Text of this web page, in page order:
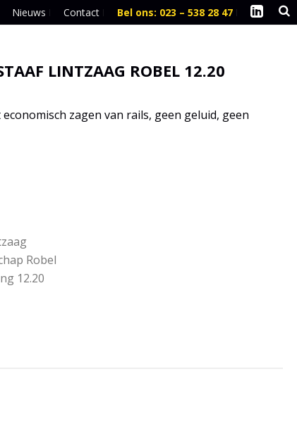
Nieuws Contact Bel ons: 023 – 538 28 47
LINTZAAG ROBEL 12.20
economisch zagen van rails, geen geluid, geen
Robel
12.20